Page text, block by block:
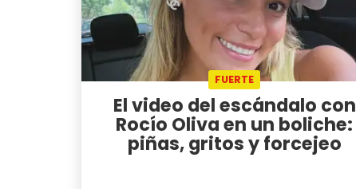
FUERTE
El video del escándalo con
Rocío Oliva en un boliche:
piñas, gritos y forcejeo